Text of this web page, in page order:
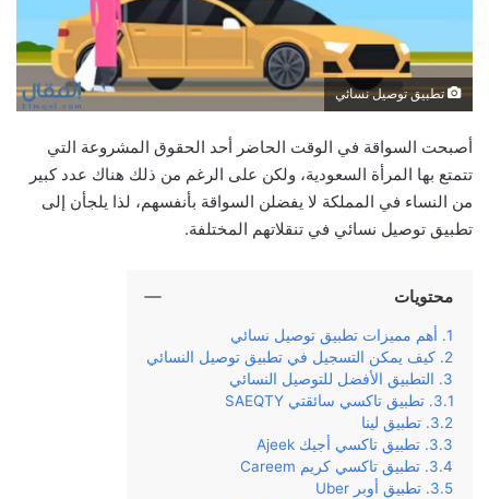
تطبيق توصيل نسائي
أصبحت السواقة في الوقت الحاضر أحد الحقوق المشروعة التي
تتمتع بها المرأة السعودية، ولكن على الرغم من ذلك هناك عدد كبير
من النساء في المملكة لا يفضلن السواقة بأنفسهم، لذا يلجأن إلى
تطبيق توصيل نسائي في تنقلاتهم المختلفة.
محتويات
أهم مميزات تطبيق توصيل نسائي
كيف يمكن التسجيل في تطبيق توصيل النسائي
التطبيق الأفضل للتوصيل النسائي
تطبيق تاكسي سائقتي SAEQTY
تطبيق لينا
تطبيق تاكسي أجيك Ajeek
تطبيق تاكسي كريم Careem
تطبيق أوبر Uber